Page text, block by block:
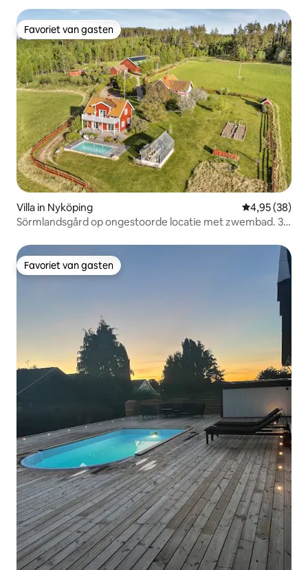
Favoriet van gasten
Favoriet van gasten
Villa in Nyköping Gemiddelde
4,95 (38)
Sörmlandsgård op ongestoorde locatie met zwembad. 3
Favoriet van gasten
Favoriet van gasten